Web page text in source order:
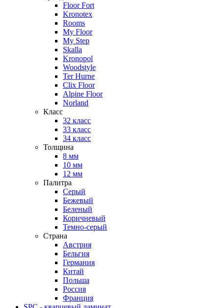
Floor Fort
Kronotex
Rooms
My Floor
My Step
Skalla
Kronopol
Woodstyle
Ter Hurne
Clix Floor
Alpine Floor
Norland
Класс
32 класс
33 класс
34 класс
Толщина
8 мм
10 мм
12 мм
Палитра
Серый
Бежевый
Беленый
Коричневый
Темно-серый
Страна
Австрия
Бельгия
Германия
Китай
Польша
Россия
Франция